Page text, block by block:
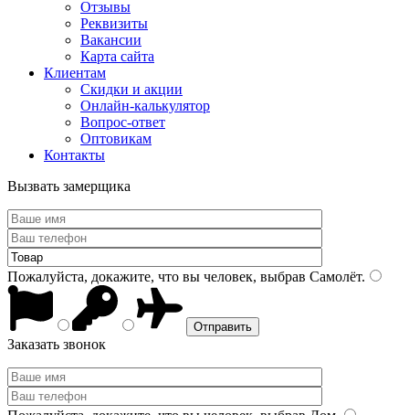
Отзывы
Реквизиты
Вакансии
Карта сайта
Клиентам
Скидки и акции
Онлайн-калькулятор
Вопрос-ответ
Оптовикам
Контакты
Вызвать замерщика
Пожалуйста, докажите, что вы человек, выбрав Самолёт.
Заказать звонок